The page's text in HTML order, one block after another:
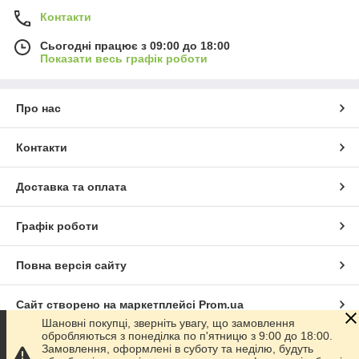
в інтернет-магазині "Аврора"
Компанія "Аврора" може вам запропонувати комплексне
рішення для облаштування кухні кафе або виробничого цеху.
В асортименті нашого інтернет-магазину професійні меблі з
навігацією, щоб ви швидко могли знайти все необхідне.
Столи виробничі н/ж.
Контакти
Сьогодні працює з 09:00 до 18:00
Показати весь графік роботи
Про нас
Контакти
Доставка та оплата
Графік роботи
Повна версія сайту
Сайт створено на маркетплейсі Prom.ua
Політика конфіденційності
Шановні покупці, зверніть увагу, що замовлення
обробляються з понеділка по п'ятницю з 9:00 до 18:00.
Замовлення, оформлені в суботу та неділю, будуть